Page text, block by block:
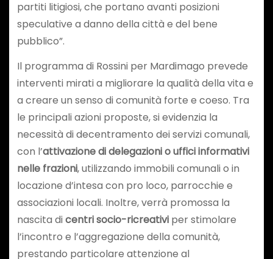
partiti litigiosi, che portano avanti posizioni
speculative a danno della città e del bene
pubblico”.
Il programma di Rossini per Mardimago prevede
interventi mirati a migliorare la qualità della vita e
a creare un senso di comunità forte e coeso. Tra
le principali azioni proposte, si evidenzia la
necessità di decentramento dei servizi comunali,
con l’attivazione di delegazioni o uffici informativi
nelle frazioni, utilizzando immobili comunali o in
locazione d’intesa con pro loco, parrocchie e
associazioni locali. Inoltre, verrà promossa la
nascita dicentri socio-ricreativi per stimolare
l’incontro e l’aggregazione della comunità,
prestando particolare attenzione al